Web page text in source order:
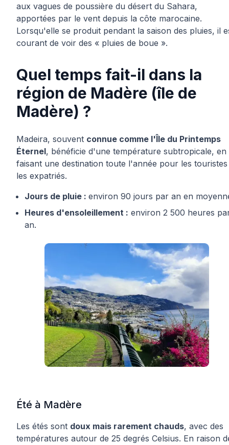
aux vagues de poussière du désert du Sahara,
apportées par le vent depuis la côte marocaine.
Lorsqu'elle se produit pendant la saison des pluies, il
courant de voir des « pluies de boue ».
Quel temps fait-il dans la
région de Madère (île de
Madère) ?
Madeira, souvent connue comme l'Île du Printemps
Éternel, bénéficie d'une température subtropicale, en
faisant une destination toute l'année pour les
les expatriés.
Jours de pluie : environ 90 jours par an en
Heures d'ensoleillement : environ 2 500 heures
an.
Été à Madère
Les étés sont doux mais rarement chauds, avec des
températures autour de 25 degrés Celsius. En raison